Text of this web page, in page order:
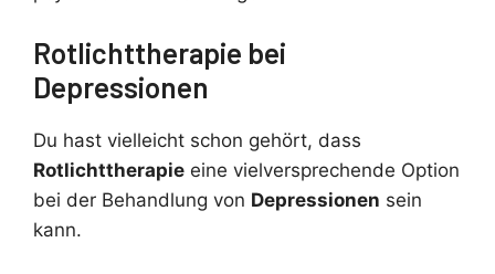
Rotlichttherapie bei
Depressionen
Du hast vielleicht schon gehört, dass
Rotlichttherapie eine vielversprechende Option
bei der Behandlung von Depressionen sein
kann.